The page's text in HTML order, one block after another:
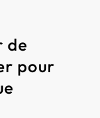
de
pour